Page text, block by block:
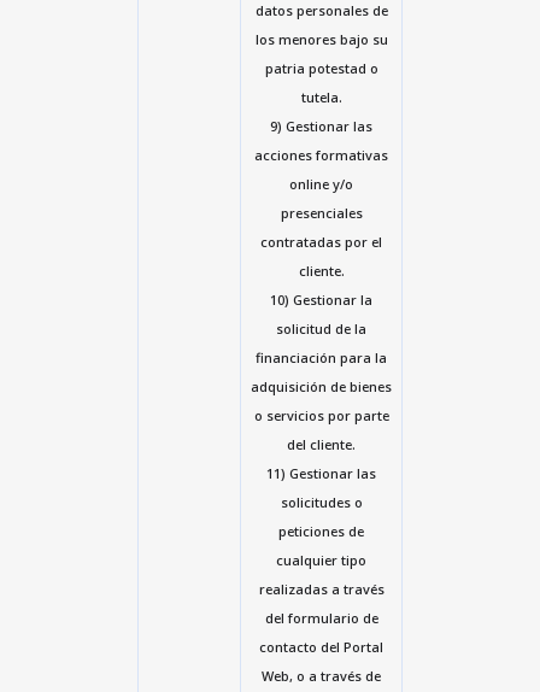
datos personales de
los menores bajo su
patria potestad o
tutela.
9) Gestionar las
acciones formativas
online y/o
presenciales
contratadas por el
cliente.
10) Gestionar la
solicitud de la
financiación para la
adquisición de bienes
o servicios por parte
del cliente.
11) Gestionar las
solicitudes o
peticiones de
cualquier tipo
realizadas a través
del formulario de
contacto del Portal
Web, o a través de